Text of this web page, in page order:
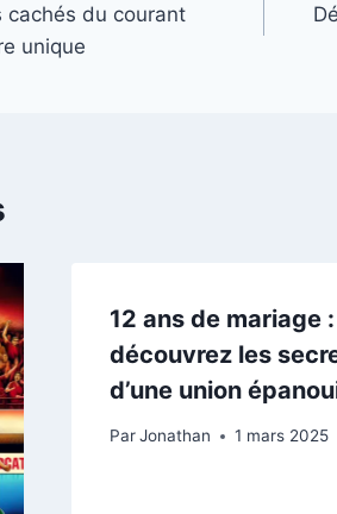
cachés du courant
unique
12 ans de mariage :
découvrez les
d’une union
Par Jonathan 1 mars 2025